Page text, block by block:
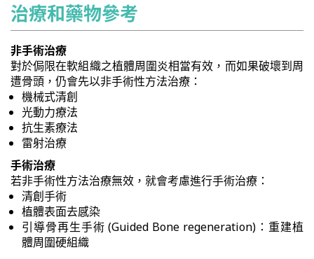
治療和藥物參考
非手術治療
對於侷限在軟組織之植體周圍炎相當有效，而如果破壞到周
遭骨頭，仍會先以非手術性方法治療：
機械式清創
光動力療法
抗生素療法
雷射治療
手術治療
若非手術性方法治療無效，就會考慮進行手術治療：
清創手術
植體表面去感染
引導骨再生手術 (Guided Bone regeneration)：重建植
體周圍硬組織